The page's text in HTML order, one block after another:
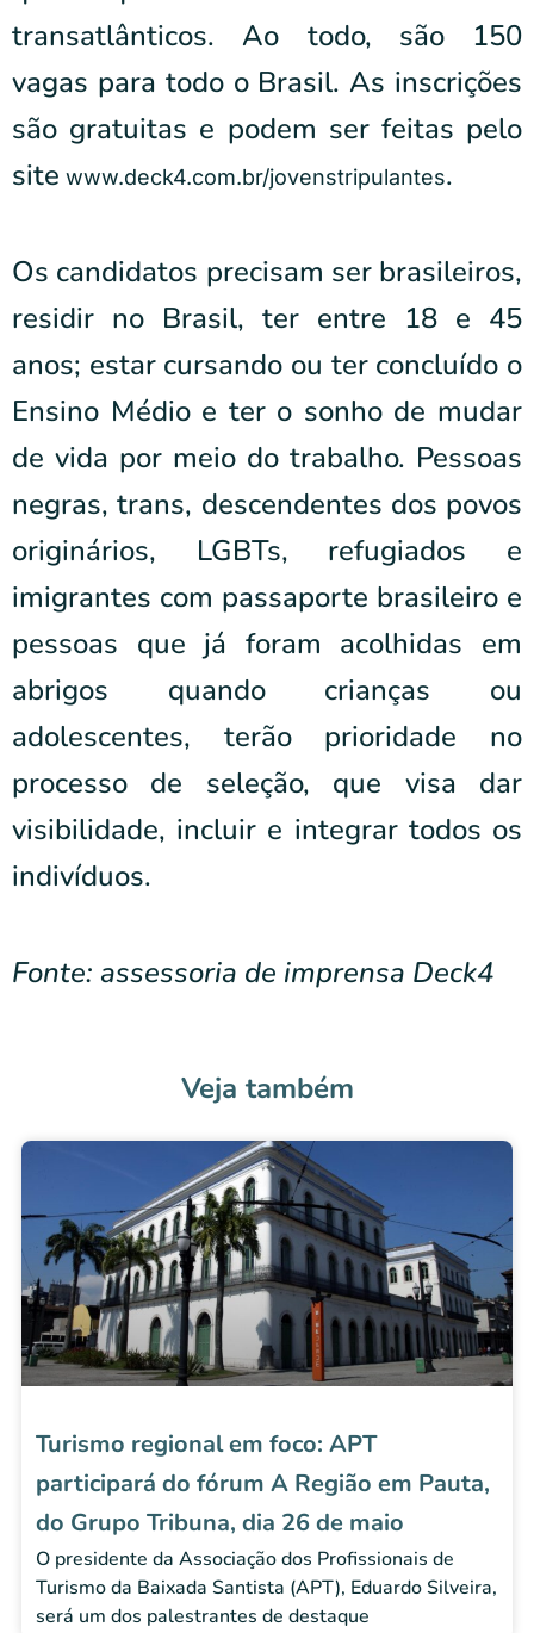
transatlânticos. Ao todo, são 150
vagas para todo o Brasil. As inscrições
são gratuitas e podem ser feitas pelo
site www.deck4.com.br/jovenstripulantes.
Os candidatos precisam ser brasileiros,
residir no Brasil, ter entre 18 e 45
anos; estar cursando ou ter concluído o
Ensino Médio e ter o sonho de mudar
de vida por meio do trabalho. Pessoas
negras, trans, descendentes dos povos
originários, LGBTs, refugiados e
imigrantes com passaporte brasileiro e
pessoas que já foram acolhidas em
abrigos quando crianças ou
adolescentes, terão prioridade no
processo de seleção, que visa dar
visibilidade, incluir e integrar todos os
indivíduos.
Fonte: assessoria de imprensa Deck4
Veja também
Turismo regional em foco: APT
participará do fórum A Região em Pauta,
do Grupo Tribuna, dia 26 de maio
O presidente da Associação dos Profissionais de
Turismo da Baixada Santista (APT), Eduardo Silveira,
será um dos palestrantes de destaque